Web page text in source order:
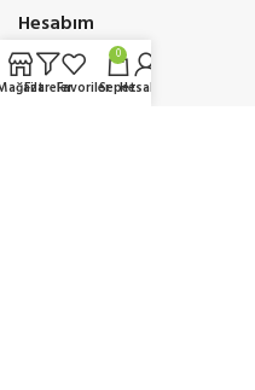
Hesabım
Kurumsal
FiltrelerFavoriler
0
SepetHesabım